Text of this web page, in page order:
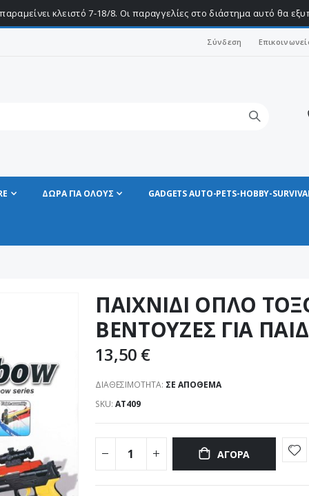
κλειστό 7-18/8. Οι παραγγελίες στο διάστημα αυτό θα
Σύνδεση
ΔΩΡΑ ΓΙΑ ΟΛΟΥΣ GADGETS AUTO-PETS-HOBBY-
ΠΑΙΧΝΙΔΙ ΟΠΛΟ
ΒΕΝΤΟΥΖΕΣ ΓΙΑ
13,50 €
ΔΙΑΘΕΣΙΜΌΤΗΤΑ: ΣΕ ΑΠΌΘΕΜΑ
SKU ΑΤ409
ΑΓΟΡΆ